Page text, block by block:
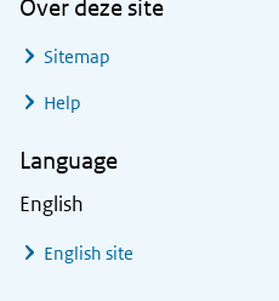
Over deze site
Sitemap
Help
Language
English
English site